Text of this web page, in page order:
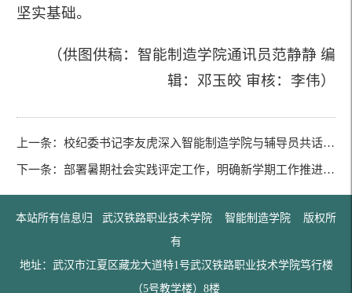
坚实基础。
（供图供稿：智能制造学院通讯员范静静 编
辑：邓玉皎 审核：李伟）
上一条： 校纪委书记李友虎深入智能制造学院与辅导员共话正确政绩观
下一条： 部署暑期社会实践评定工作，明确新学期工作推进方向——智能制造学院召开团支书工作会议
本站所有信息归 武汉铁路职业技术学院 智能制造学院 版权所
有
地址：武汉市江夏区藏龙大道特1号武汉铁路职业技术学院笃行楼
（5号教学楼）8楼